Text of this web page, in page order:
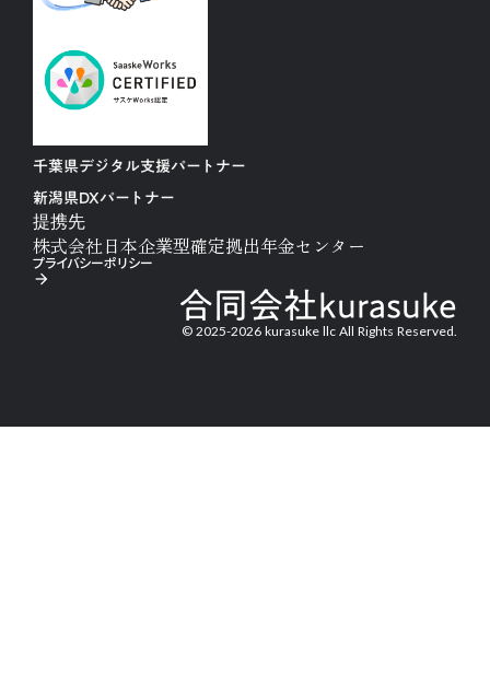
千葉県デジタル支援パートナー
新潟県DXパートナー
提携先
株式会社日本企業型確定拠出年金センター
合同会社kurasuke
© 2025-2026 kurasuke llc All Rights Reserved.
プライバシーポリシー
arrow_forward